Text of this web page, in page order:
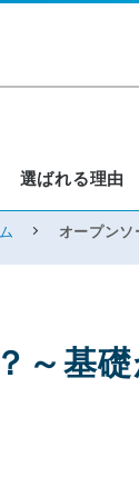
選ばれる理由
オープン
～基